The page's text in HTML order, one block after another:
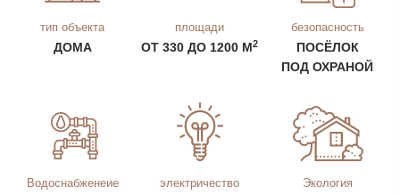
тип объекта
ДОМА
площади
ОТ 330 ДО 1200 М2
безопасность
ПОСЁЛОК
ПОД ОХРАНОЙ
Водоснабженеие электричество Экология